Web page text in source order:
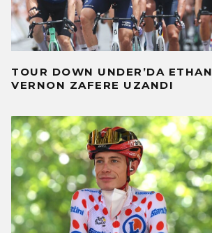
TOUR DOWN UNDER’DA ETHAN
VERNON ZAFERE UZANDI